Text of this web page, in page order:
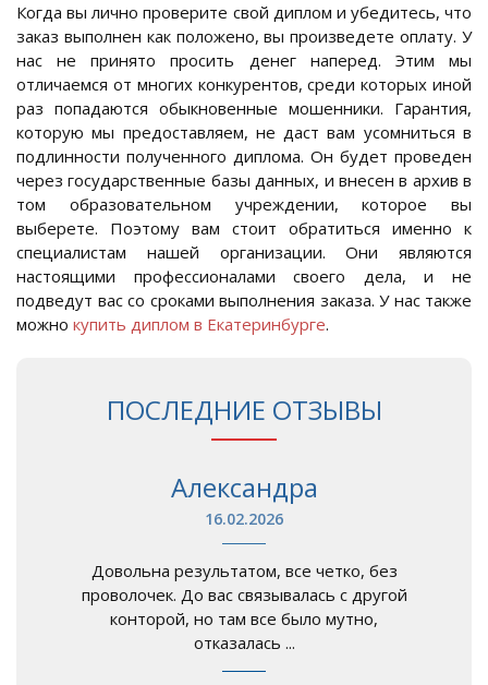
Когда вы лично проверите свой диплом и убедитесь, что
заказ выполнен как положено, вы произведете оплату. У
нас не принято просить денег наперед. Этим мы
отличаемся от многих конкурентов, среди которых иной
раз попадаются обыкновенные мошенники. Гарантия,
которую мы предоставляем, не даст вам усомниться в
подлинности полученного диплома. Он будет проведен
через государственные базы данных, и внесен в архив в
том образовательном учреждении, которое вы
выберете. Поэтому вам стоит обратиться именно к
специалистам нашей организации. Они являются
настоящими профессионалами своего дела, и не
подведут вас со сроками выполнения заказа. У нас также
можно купить диплом в Екатеринбурге.
ПОСЛЕДНИЕ ОТЗЫВЫ
Александра
16.02.2026
Довольна результатом, все четко, без
проволочек. До вас связывалась с другой
конторой, но там все было мутно,
отказалась ...